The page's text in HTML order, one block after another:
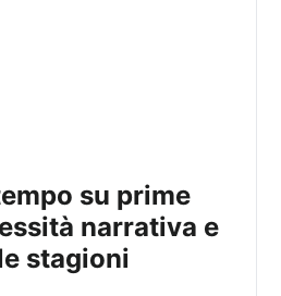
narrativa e
stagioni